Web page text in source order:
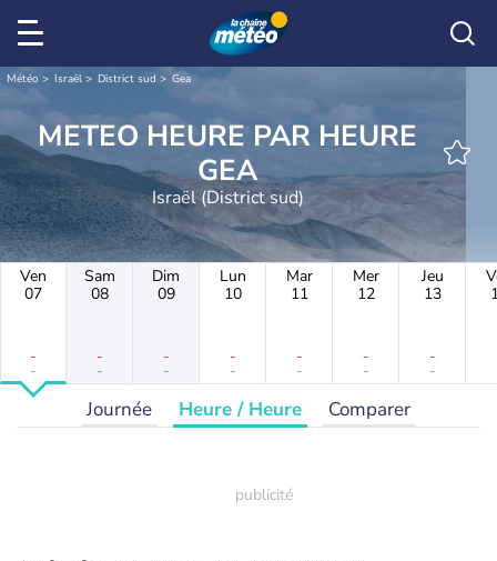
Météo Israël District sud Gea
METEO HEURE PAR HEURE
GEA
Israël (District sud)
Ven
07
-
-
Sam
08
-
-
Dim
09
-
-
Lun
10
-
-
Mar
11
-
-
Mer
12
-
-
Jeu
13
-
-
Journée Heure / Heure Comparer